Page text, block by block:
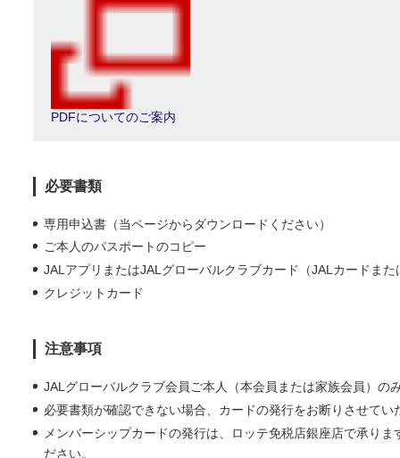
PDFについてのご案内
必要書類
専用申込書（当ページからダウンロードください）
ご本人のパスポートのコピー
JALアプリまたはJALグローバルクラブカード（JALカードま
クレジットカード
注意事項
JALグローバルクラブ会員ご本人（本会員または家族会員）の
必要書類が確認できない場合、カードの発行をお断りさせてい
メンバーシップカードの発行は、ロッテ免税店銀座店で承り
ださい。